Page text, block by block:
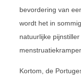
bevordering van
wordt het in
natuurlijke
Kortom, de